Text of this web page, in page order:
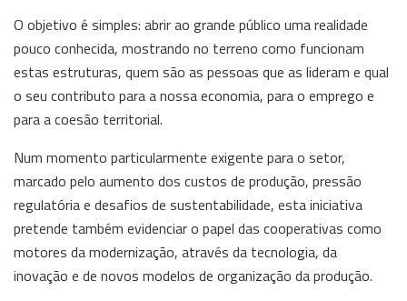
O objetivo é simples: abrir ao grande público uma realidade
pouco conhecida, mostrando no terreno como funcionam
estas estruturas, quem são as pessoas que as lideram e qual
o seu contributo para a nossa economia, para o emprego e
para a coesão territorial.
Num momento particularmente exigente para o setor,
marcado pelo aumento dos custos de produção, pressão
regulatória e desafios de sustentabilidade, esta iniciativa
pretende também evidenciar o papel das cooperativas como
motores da modernização, através da tecnologia, da
inovação e de novos modelos de organização da produção.